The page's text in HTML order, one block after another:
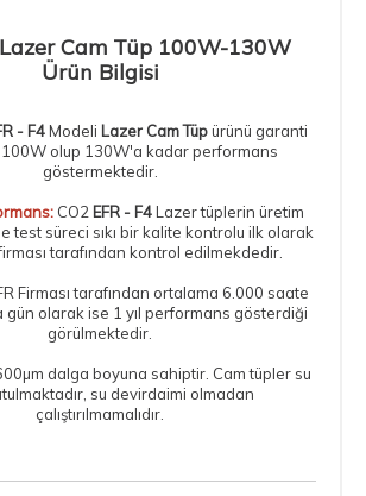
Lazer Cam Tüp 100W-130W
Ürün Bilgisi
- F4Modeli Lazer Cam Tüpürünü garanti
olup 130W'a kadar performans
göstermektedir.
CO2 EFR - F4Lazer tüplerin üretim
test süreci sıkı bir kalite kontrolu ilk olarak
tarafından kontrol edilmekdedir.
Firması tarafından ortalama 6.000 saate
olarak ise 1 yıl performans gösterdiği
görülmektedir.
dalga boyuna sahiptir. Cam tüpler su
su devirdaimi olmadan
çalıştırılmamalıdır.